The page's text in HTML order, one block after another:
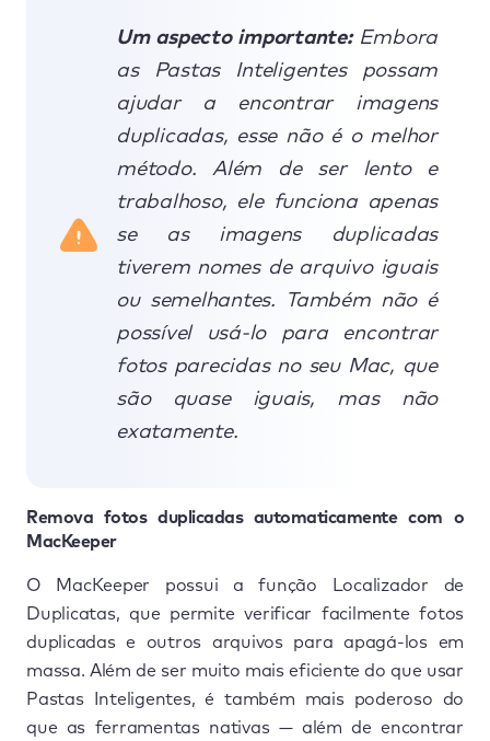
Um aspecto importante: Embora
as Pastas Inteligentes possam
ajudar a encontrar imagens
duplicadas, esse não é o melhor
método. Além de ser lento e
trabalhoso, ele funciona apenas
se as imagens duplicadas
tiverem nomes de arquivo iguais
ou semelhantes. Também não é
possível usá-lo para encontrar
fotos parecidas no seu Mac, que
são quase iguais, mas não
exatamente.
Remova fotos duplicadas automaticamente com o
MacKeeper
O MacKeeper possui a função Localizador de
Duplicatas, que permite verificar facilmente fotos
duplicadas e outros arquivos para apagá-los em
massa. Além de ser muito mais eficiente do que usar
Pastas Inteligentes, é também mais poderoso do
que as ferramentas nativas — além de encontrar